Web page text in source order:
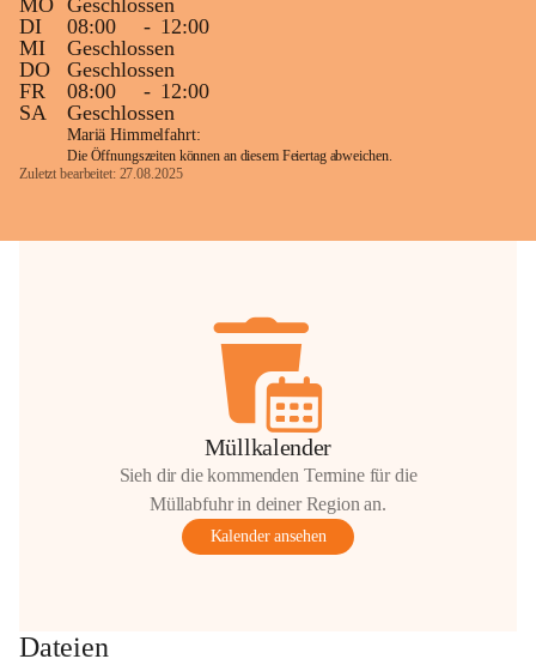
technisch notwendige Betriebszustände so
kurz wie möglich zu halten.
Wir bitten daher die umliegende
Bevölkerung um Verständnis.
Glück Auf!
GmbH
anrainer-service@omv.com
Bei Fragen, Anliegen oder Beschwerden.
Wartungsarbeiten
MO Geschlossen
DI
08:00 - 12:00
MI
Geschlossen
DO
Geschlossen
FR
08:00 - 12:00
SA
Geschlossen
Mariä Himmelfahrt:
Die Öffnungszeiten können an diesem Feiertag abweichen.
Zuletzt bearbeitet: 27.08.2025
Müllkalender
Sieh dir die kommenden Termine für die
Müllabfuhr in deiner Region an.
Kalender ansehen
Dateien